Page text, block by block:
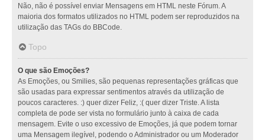
Não, não é possível enviar Mensagens em HTML neste Fórum. A
maioria dos formatos utilizados no HTML podem ser reproduzidos na
utilização das TAGs do BBCode.
Topo
O que são Emoções?
As Emoções, ou Smilies, são pequenas representações gráficas que
são usadas para expressar sentimentos através da utilização de
poucos caracteres. :) quer dizer Feliz, :( quer dizer Triste. A lista
completa de pode ser vista no formulário junto à caixa de cada
mensagem. Evite o uso excessivo de Emoções, já que podem tornar
uma Mensagem ilegível, podendo o Administrador ou um Moderador